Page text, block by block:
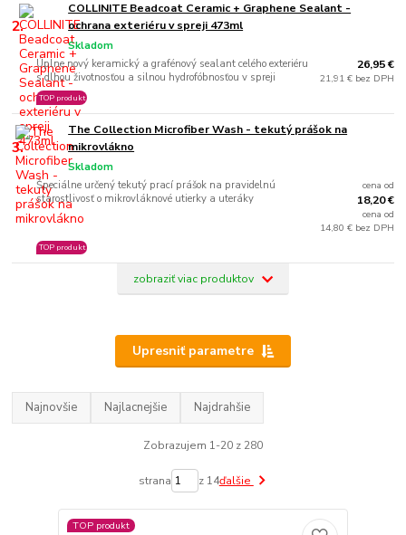
2.
COLLINITE Beadcoat Ceramic + Graphene Sealant -
ochrana exteriéru v spreji 473ml
Úplne nový keramický a grafénový sealant celého exteriéru
s dlhou životnosťou a silnou hydrofóbnosťou v spreji
Skladom
TOP produkt
26,95 €
21,91 € bez DPH
3.
The Collection Microfiber Wash - tekutý prášok na
mikrovlákno
Špeciálne určený tekutý prací prášok na pravidelnú
starostlivosť o mikrovláknové utierky a uteráky
Skladom
TOP produkt
cena od
18,20 €
cena od
14,80 € bez DPH
zobraziť viac produktov
Upresniť parametre
Najnovšie Najlacnejšie Najdrahšie
Zobrazujem 1-20 z 280
strana z 14ďalšie
TOP produkt